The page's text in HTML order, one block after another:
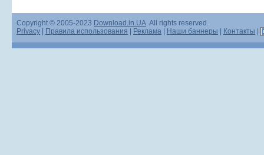
Copyright © 2005-2023 Download.in.UA. All rights reserved.
Privacy
Правила использования Реклама Наши баннеры Контакты